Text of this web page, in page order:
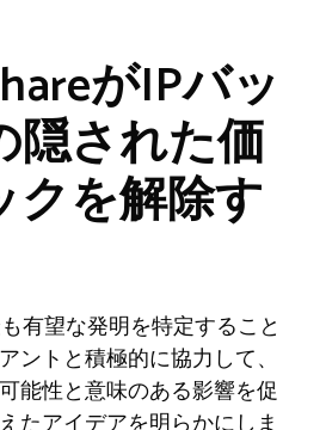
がIPバッ
隠された価
クを解除す
有望な発明を特定すること
ントと積極的に協力して、
能性と意味のある影響を促